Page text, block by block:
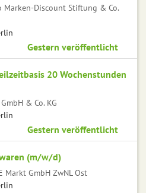
Marken-Discount Stiftung & Co.
Gestern veröffentlicht
20 Wochenstunden
& Co. KG
Gestern veröffentlicht
(m/w/d)
Markt GmbH ZwNL Ost